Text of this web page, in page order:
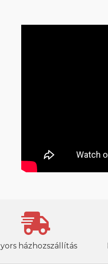
házhozszállítás